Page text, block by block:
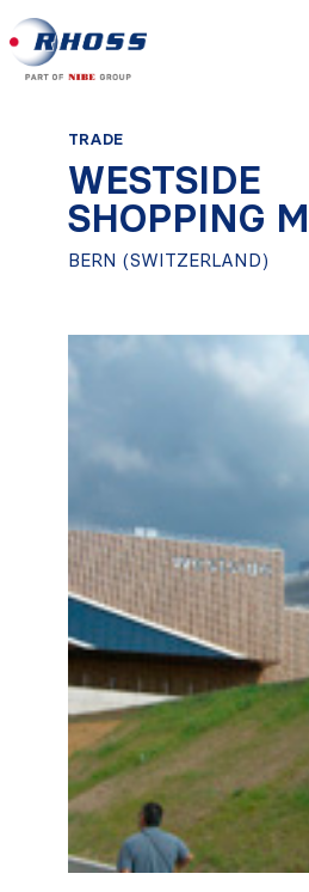
TRADE
WESTSIDE
SHOPPING
BERN (SWITZERLAND)